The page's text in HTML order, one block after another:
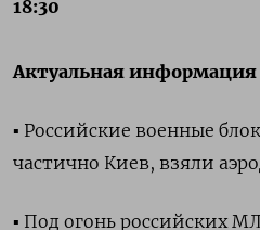
18:30
Актуальная
▪️ Российские военные
частично Киев, взяли
▪️ Под огонь российских